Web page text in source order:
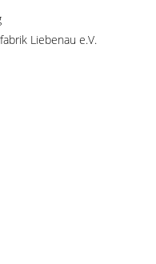
Liebenau e.V.